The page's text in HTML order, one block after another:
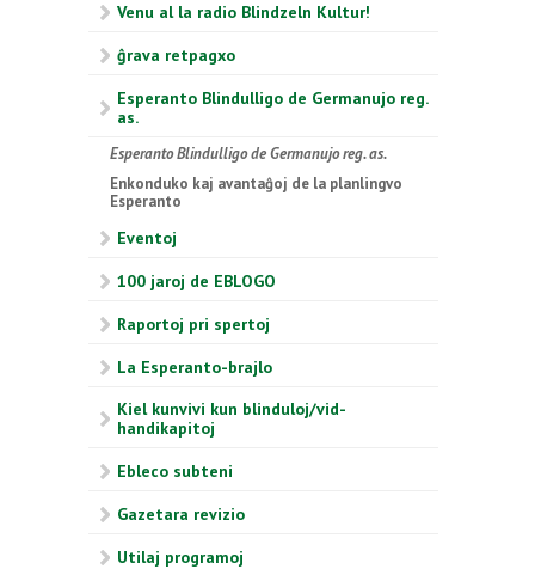
Venu al la radio Blindzeln Kultur!
ĝrava retpagxo
Esperanto Blindulligo de Germanujo reg.
as.
Esperanto Blindulligo de Germanujo reg. as.
Enkonduko kaj avantaĝoj de la planlingvo
Esperanto
Eventoj
100 jaroj de EBLOGO
Raportoj pri spertoj
La Esperanto-brajlo
Kiel kunvivi kun blinduloj/vid-
handikapitoj
Ebleco subteni
Gazetara revizio
Utilaj programoj